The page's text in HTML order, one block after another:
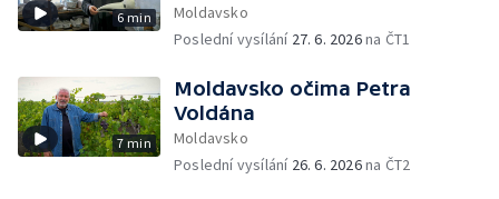
6 min
Moldavsko
Poslední vysílání 27. 6. 2026na ČT1
7 min
Moldavsko očima Petra
Voldána
Moldavsko
Poslední vysílání 26. 6. 2026na ČT2